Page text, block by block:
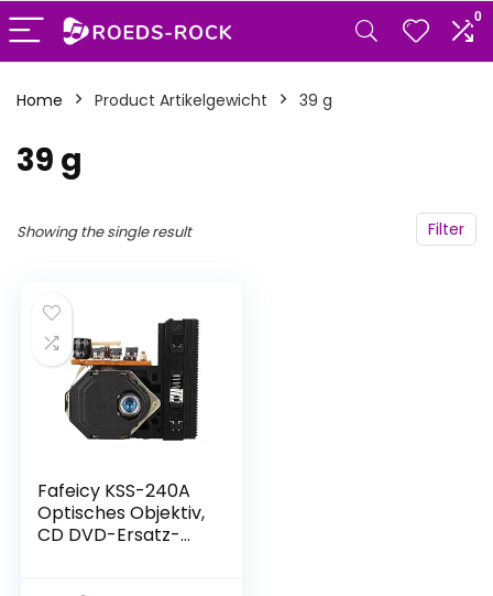
0
Home Product Artikelgewicht ‎39 g
‎39 g
Filter
Showing the single result
Fafeicy KSS-240A
Optisches Objektiv,
CD DVD-Ersatz-